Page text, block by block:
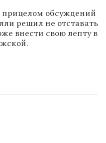
обсуждений
решил не отставать
внести свою лепту в